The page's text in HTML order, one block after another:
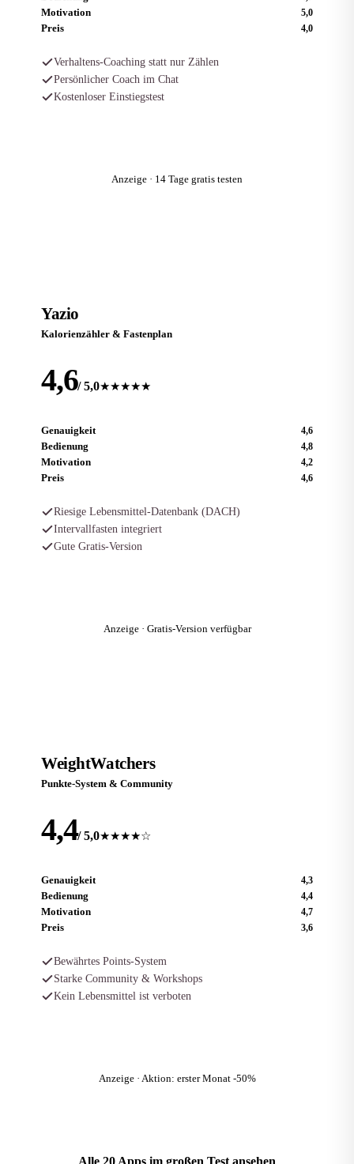
Motivation 5,0
Preis 4,0
Verhaltens-Coaching statt nur Zählen
Persönlicher Coach im Chat
Kostenloser Einstiegstest
Anzeige · 14 Tage gratis testen
Yazio
Kalorienzähler & Fastenplan
4,6/ 5,0★★★★★
Genauigkeit 4,6
Bedienung 4,8
Motivation 4,2
Preis 4,6
Riesige Lebensmittel-Datenbank (DACH)
Intervallfasten integriert
Gute Gratis-Version
Anzeige · Gratis-Version verfügbar
WeightWatchers
Punkte-System & Community
4,4/ 5,0★★★★☆
Genauigkeit 4,3
Bedienung 4,4
Motivation 4,7
Preis 3,6
Bewährtes Points-System
Starke Community & Workshops
Kein Lebensmittel ist verboten
Anzeige · Aktion: erster Monat -50%
Alle 20 Apps im großen Test ansehen